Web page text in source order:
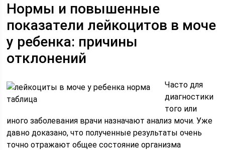
Нормы и повышенные
показатели лейкоцитов в моче
у ребенка: причины
отклонений
Часто для
диагностики
того или
иного заболевания врачи назначают анализ мочи. Уже
давно доказано, что полученные результаты очень
точно отражают общее состояние организма